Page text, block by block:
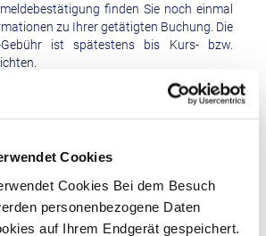
Cookies
Cookies Bei dem Besuch
personenbezogene Daten
auf Ihrem Endgerät gespeichert.
finden Sie noch einmal
zu Ihrer getätigten Buchung. Die
ist spätestens bis Kurs- bzw.
Kurs / zur angemeldeten Tour
eine Erstattung ausgeschlossen. Sofern
noch nicht entrichtet wurde,
das Recht vor, einen Schadensersatz
Kurs-/Tourgebühr zu verlangen.